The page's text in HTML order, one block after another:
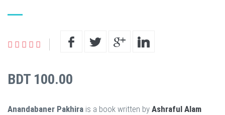
BDT 100.00
Anandabaner Pakhira is a book written by Ashraful Alam